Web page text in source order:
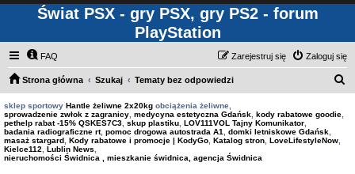
Świat PSX - gry PSX, gry PS2 - forum
PlayStation
FAQ Zaloguj się
Zarejestruj się
Strona główna Szukaj Tematy bez odpowiedzi
sklep sportowy Hantle żeliwne 2x20kg obciążenia żeliwne,
sprowadzenie zwłok z zagranicy medycyna estetyczna Gdańsk kody rabatowe goodie
pethelp rabat -15% QSKES7C3 skup plastiku LOV111VOL Tajny Komunikator
badania radiograficzne rt, pomoc drogowa autostrada A1 domki letniskowe Gdańsk
masaż stargard Kody rabatowe i promocje | KodyGo Katalog stron LoveLifestyleNow
Kielce112
Lublin News
nieruchomości Świdnica , mieszkanie świdnica, agencja Świdnica